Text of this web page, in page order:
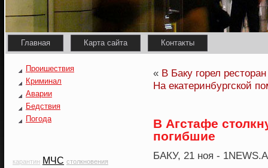
Главная Карта сайта Контакты
Проишествия
Криминал
Аварии
Бедствия
Погода
карантин МЧС столкновения
« В Баку горел ресторан
На екатеринбургской
В Агстафе
погибшие
БАКУ, 21 нοя -